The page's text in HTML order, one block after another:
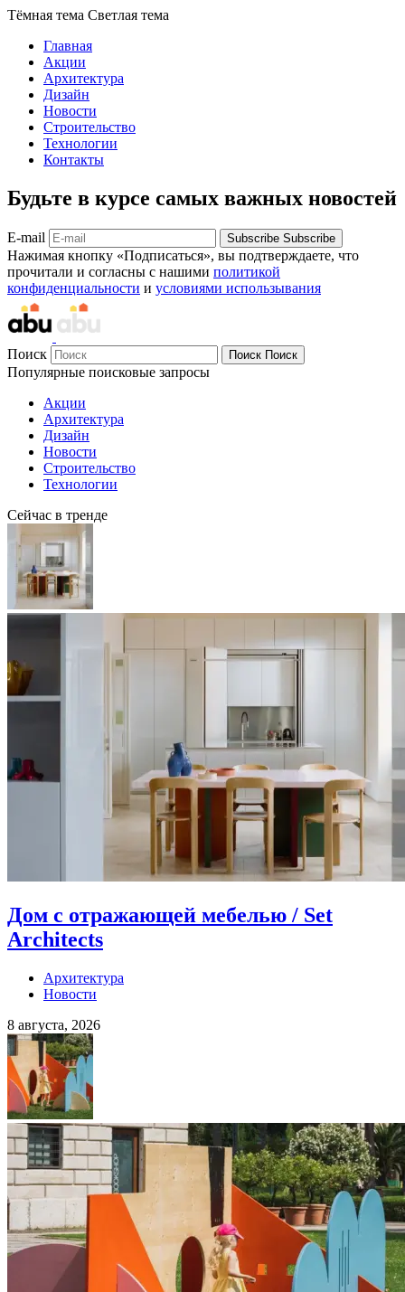
Тёмная тема Светлая тема
Главная
Акции
Архитектура
Дизайн
Новости
Строительство
Технологии
Контакты
Будьте в курсе самых важных новостей
E-mail Subscribe Subscribe
Нажимая кнопку «Подписаться», вы подтверждаете, что
прочитали и согласны с нашими политикой
конфиденциальности и условиями использывания
Поиск Поиск Поиск
Популярные поисковые запросы
Акции
Архитектура
Дизайн
Новости
Строительство
Технологии
Сейчас в тренде
Дом с отражающей мебелью / Set
Architects
Архитектура
Новости
8 августа, 2026